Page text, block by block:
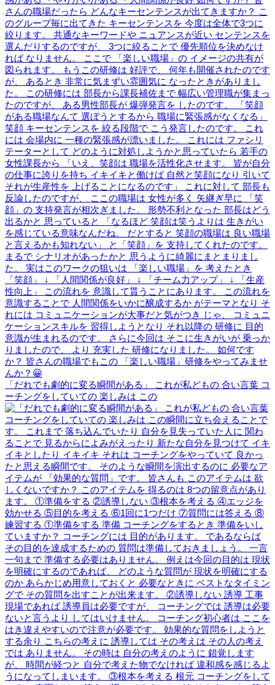
「だれでも劇的に変る瞬間がある」 これが私どもの 合い言葉 コ
ーチングをしていての 楽しみは この